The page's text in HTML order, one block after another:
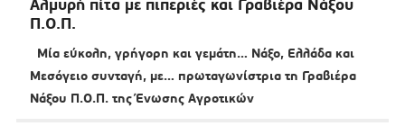
Αλμυρή πίτα με πιπεριές και Γραβιέρα Νάξου
Π.Ο.Π.
Μία εύκολη, γρήγορη και γεμάτη… Νάξο, Ελλάδα και
Μεσόγειο συνταγή, με… πρωταγωνίστρια τη Γραβιέρα
Νάξου Π.Ο.Π. της Ένωσης Αγροτικών